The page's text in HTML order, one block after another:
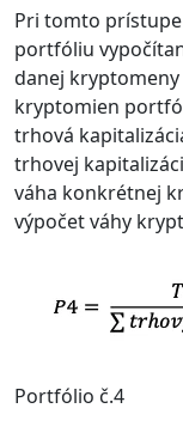
Pri tomto
portfóliu
danej
kryptomien
trhová
trhovej
váha konkrétnej
výpočet váhy
Portfólio č.4